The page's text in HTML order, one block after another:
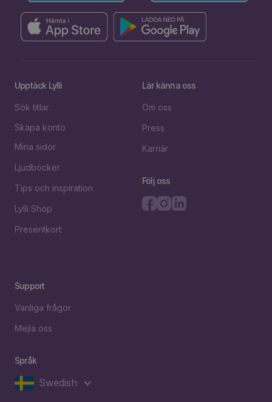
Upptäck Lylli
Sök titlar
Skapa konto
Mina sidor
Ljudböcker
Tips och inspiration
Lylli Shop
Presentkort
Lär känna oss
Om oss
Press
Karriär
Följ oss
Support
Vanliga frågor
Mejla oss
Språk
Swedish